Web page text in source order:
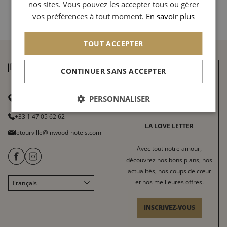
Inwood
+33 1 47 05 62 62
letourville@inwood-hotels.com
Français
English
LA LOVE LETTER
Avec tout notre amour,
découvrez nos bons plans, nos
actualités, nos coups de cœur
et nos meilleures offres.
INSCRIVEZ-VOUS
CHINESE (SIMPLIFIED)
nos sites. Vous pouvez les accepter tous ou gérer
vos préférences à tout moment. En savoir plus
TOUT ACCEPTER
CONTINUER SANS ACCEPTER
PERSONNALISER